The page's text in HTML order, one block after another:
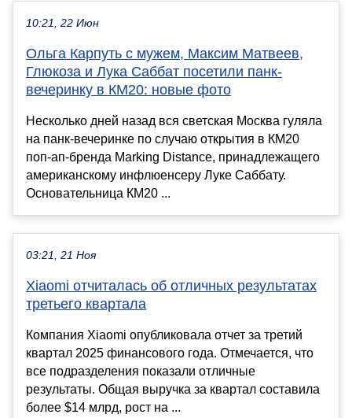
10:21, 22 Июн
Ольга Карпуть с мужем, Максим Матвеев,
Глюкоза и Лука Саббат посетили панк-
вечеринку в КМ20: новые фото
Несколько дней назад вся светская Москва гуляла
на панк-вечеринке по случаю открытия в КМ20
поп-ап-бренда Marking Distance, принадлежащего
американскому инфлюенсеру Луке Саббату.
Основательница КМ20 ...
03:21, 21 Ноя
Xiaomi отчиталась об отличных результатах
третьего квартала
Компания Xiaomi опубликовала отчет за третий
квартал 2025 финансового года. Отмечается, что
все подразделения показали отличные
результаты. Общая выручка за квартал составила
более $14 млрд, рост на ...